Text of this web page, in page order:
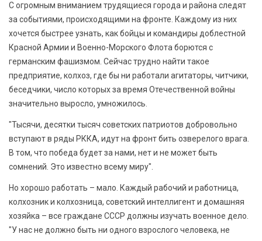
С огромным вниманием трудящиеся города и района следят
за событиями, происходящими на фронте. Каждому из них
хочется быстрее узнать, как бойцы и командиры доблестной
Красной Армии и Военно-Морского Флота борются с
германским фашизмом. Сейчас трудно найти такое
предприятие, колхоз, где бы ни работали агитаторы, читчики,
беседчики, число которых за время Отечественной войны
значительно выросло, умножилось.
"Тысячи, десятки тысяч советских патриотов добровольно
вступают в ряды РККА, идут на фронт бить озверелого врага.
В том, что победа будет за нами, нет и не может быть
сомнений. Это известно всему миру".
Но хорошо работать – мало. Каждый рабочий и работница,
колхозник и колхозница, советский интеллигент и домашняя
хозяйка – все граждане СССР должны изучать военное дело.
"У нас не должно быть ни одного взрослого человека, не